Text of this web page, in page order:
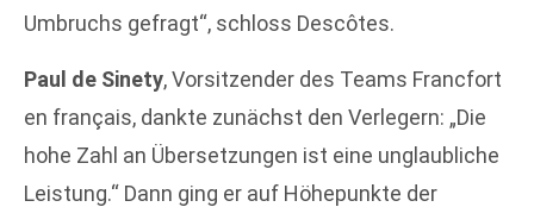
Umbruchs gefragt“, schloss Descôtes.
Paul de Sinety, Vorsitzender des Teams Francfort
en français, dankte zunächst den Verlegern: „Die
hohe Zahl an Übersetzungen ist eine unglaubliche
Leistung.“ Dann ging er auf Höhepunkte der